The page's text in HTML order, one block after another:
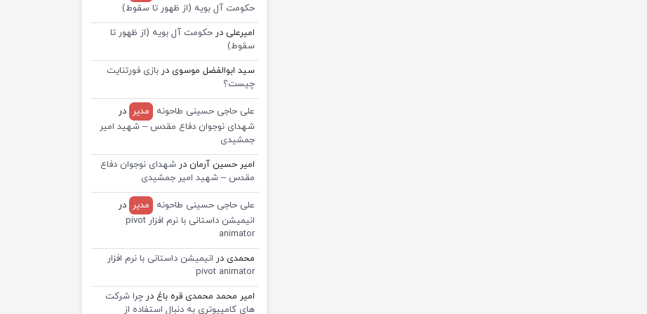
حکومت آل بویه (از ظهور تا سقوط)
امیرعلی درحکومت آل بویه (از ظهور تا
سقوط)
سید ابوالفضل موسوی دربازی فورتنایت
چیست؟
علی حاجی حسینی طاحونه مدیر
در
شهدای نوجوان دفاع مقدس – شهید امیر
جمشیدی
امیر حسین آرمان درشهدای نوجوان دفاع
مقدس – شهید امیر جمشیدی
علی حاجی حسینی طاحونه مدیر
در
انیمیشن داستانی با نرم افزار pivot
animator
محمدی در انیمیشن داستانی با نرم افزار
pivot animator
امیر محمد محمدی قره باغ درچرا شرکت
های کامپیوتری به دنبال استفاده از